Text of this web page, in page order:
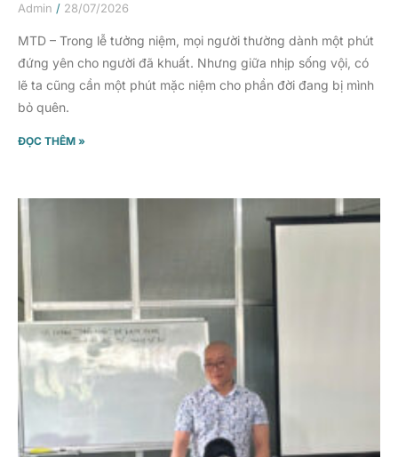
Admin 28/07/2026
MTD – Trong lễ tưởng niệm, mọi người thường dành một phút
đứng yên cho người đã khuất. Nhưng giữa nhịp sống vội, có
lẽ ta cũng cần một phút mặc niệm cho phần đời đang bị mình
bỏ quên.
ĐỌC THÊM »